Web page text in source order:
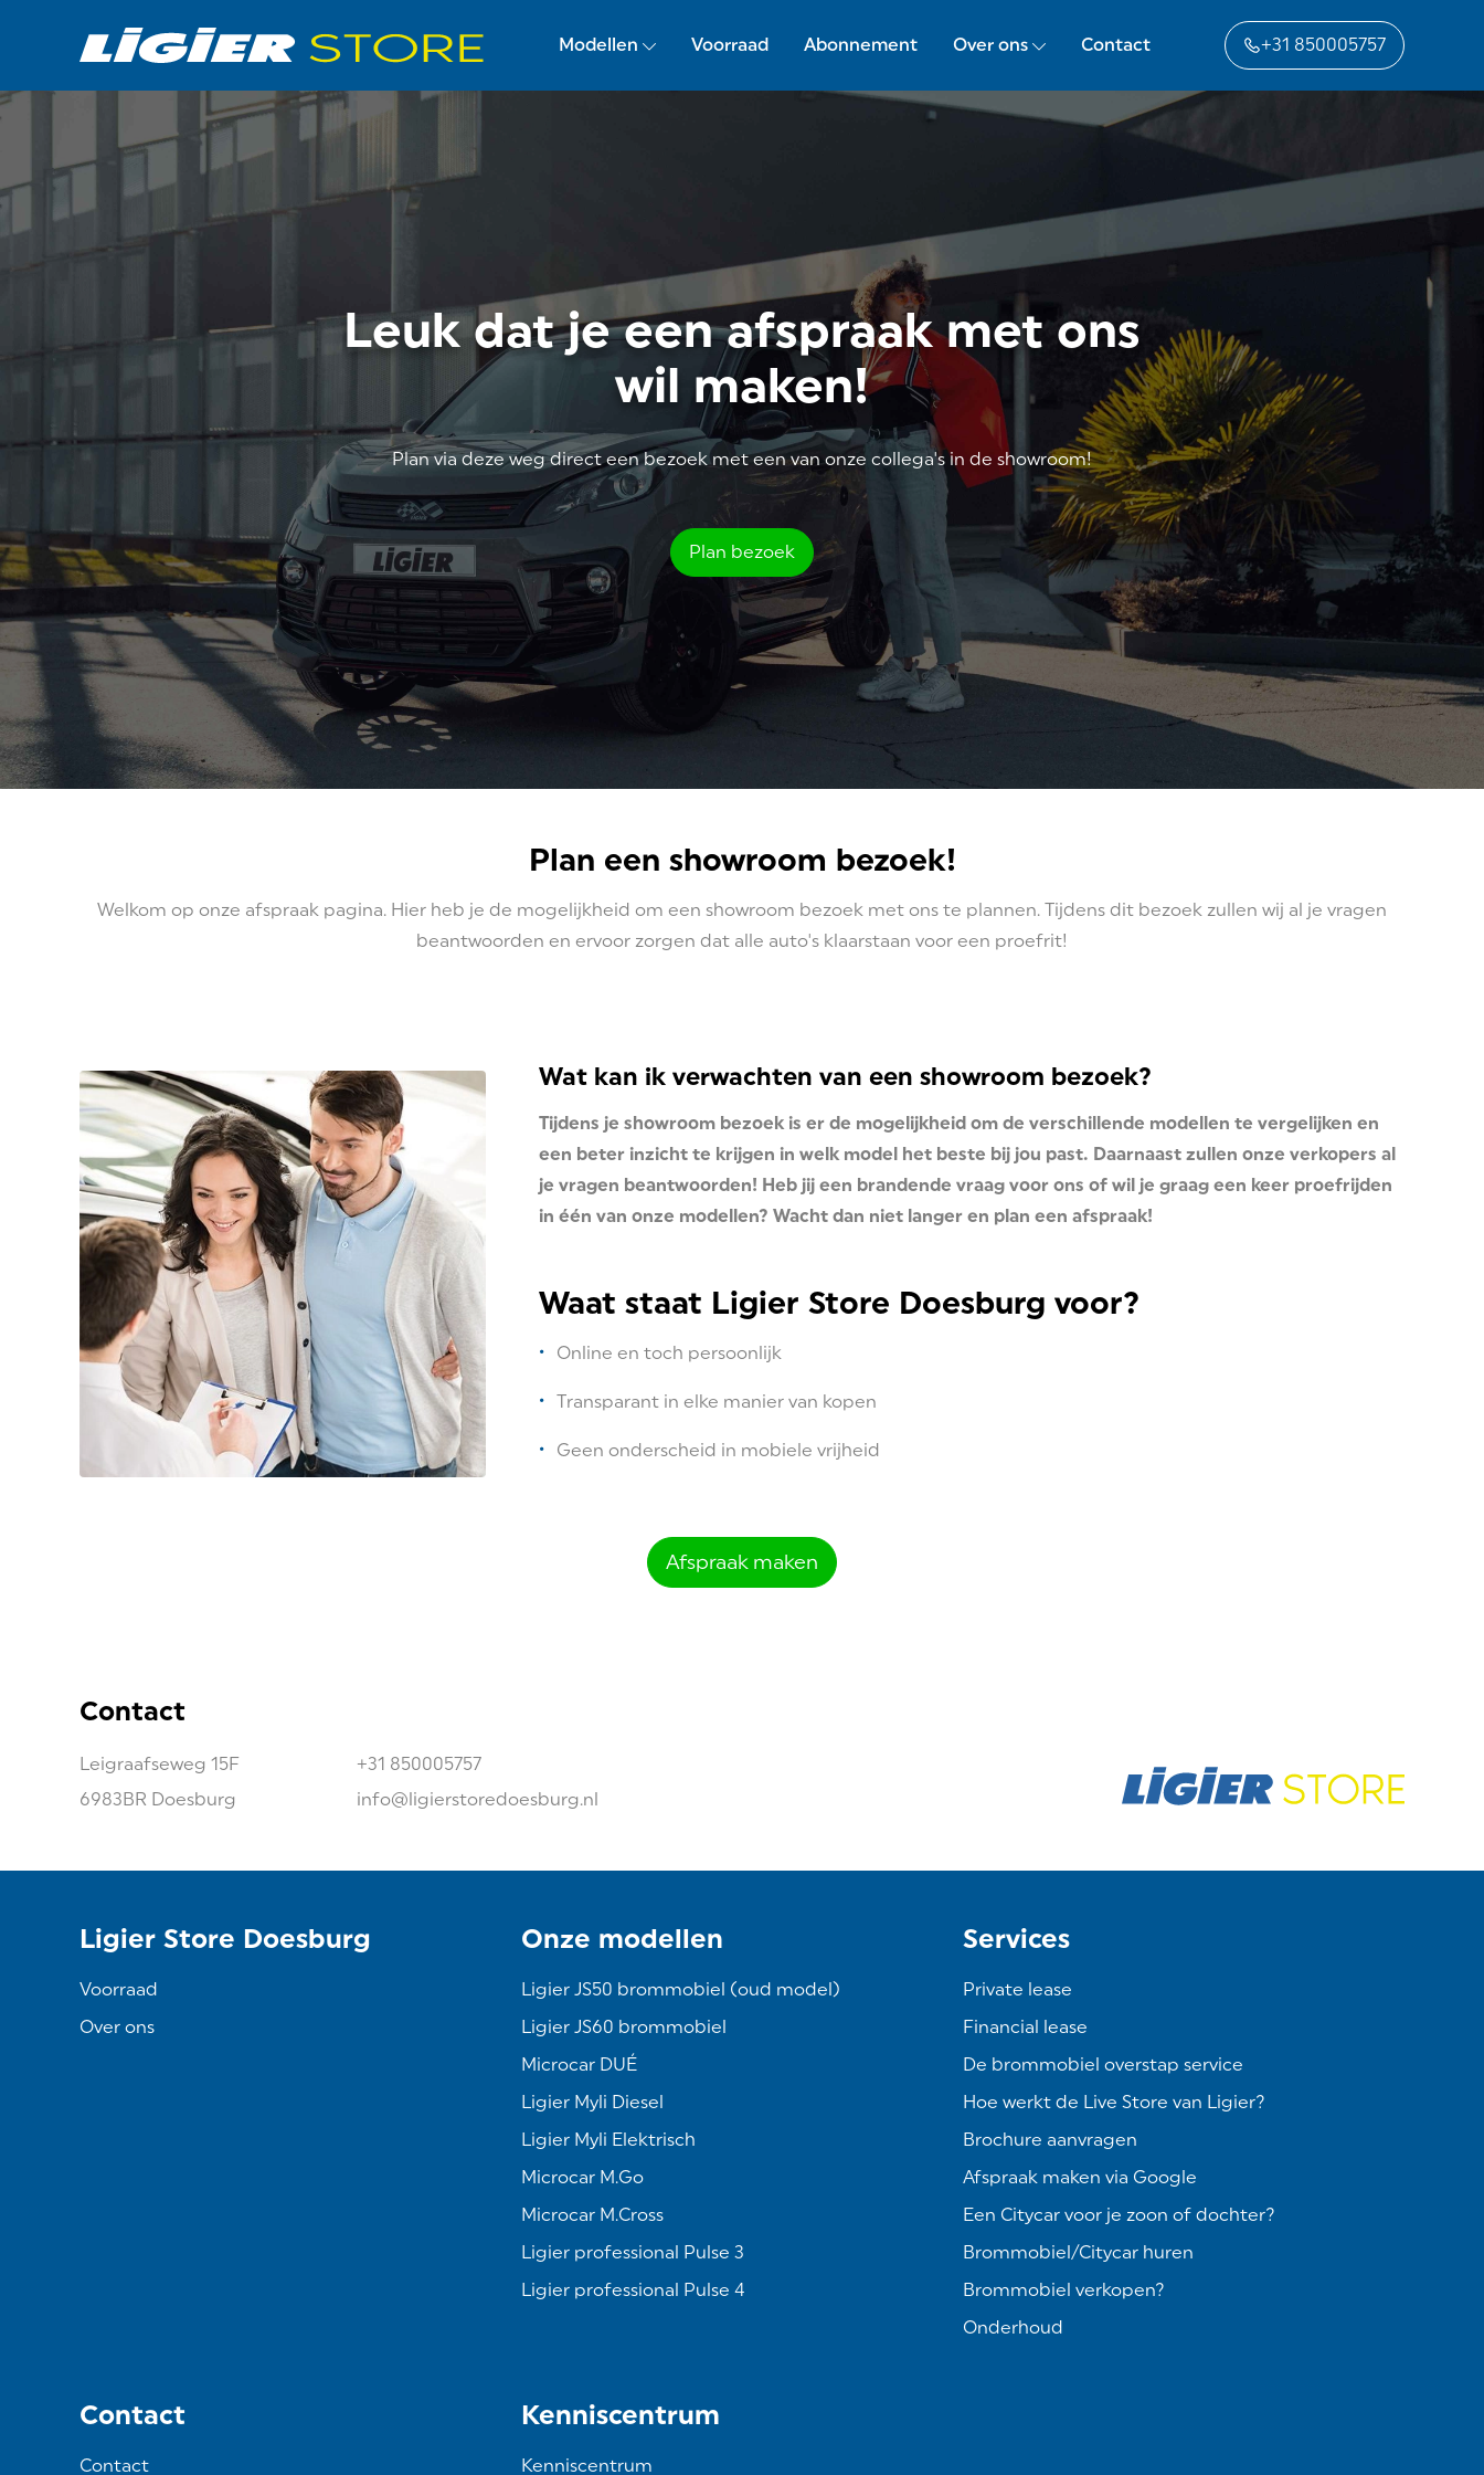
Modellen Voorraad Abonnement Over ons Contact +31 850005757
Leuk dat je een afspraak met ons
wil maken!
Plan via deze weg direct een bezoek met een van onze collega's in de showroom!
Plan bezoek
Plan een showroom bezoek!
Welkom op onze afspraak pagina. Hier heb je de mogelijkheid om een showroom bezoek met ons te plannen. Tijdens dit bezoek zullen wij al je vragen
beantwoorden en ervoor zorgen dat alle auto's klaarstaan voor een proefrit!
Wat kan ik verwachten van een showroom bezoek?
Tijdens je showroom bezoek is er de mogelijkheid om de verschillende modellen te vergelijken en
een beter inzicht te krijgen in welk model het beste bij jou past. Daarnaast zullen onze verkopers al
je vragen beantwoorden! Heb jij een brandende vraag voor ons of wil je graag een keer proefrijden
in één van onze modellen? Wacht dan niet langer en plan een afspraak!
Waat staat Ligier Store Doesburg voor?
Online en toch persoonlijk
Transparant in elke manier van kopen
Geen onderscheid in mobiele vrijheid
Afspraak maken
Contact
Leigraafseweg 15F
6983BR Doesburg
+31 850005757
info@ligierstoredoesburg.nl
Ligier Store Doesburg
Voorraad
Over ons
Onze modellen
Ligier JS50 brommobiel (oud model)
Ligier JS60 brommobiel
Microcar DUÉ
Ligier Myli Diesel
Ligier Myli Elektrisch
Microcar M.Go
Microcar M.Cross
Ligier professional Pulse 3
Ligier professional Pulse 4
Services
Private lease
Financial lease
De brommobiel overstap service
Hoe werkt de Live Store van Ligier?
Brochure aanvragen
Afspraak maken via Google
Een Citycar voor je zoon of dochter?
Brommobiel/Citycar huren
Brommobiel verkopen?
Onderhoud
Contact
Contact
Kenniscentrum
Kenniscentrum